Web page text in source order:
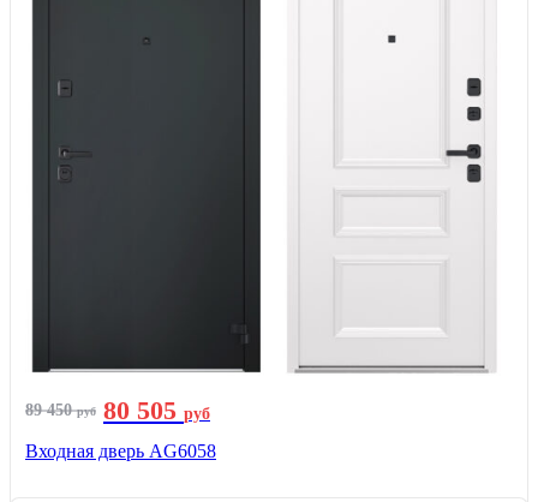
89 450руб 80 505 руб
Входная дверь AG6058